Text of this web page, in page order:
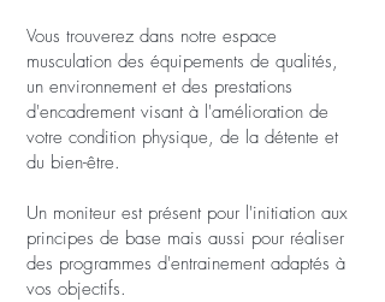
Vous trouverez dans notre espace
musculation des équipements de qualités,
un environnement et des prestations
d'encadrement visant à l'amélioration de
votre condition physique, de la détente et
du bien-être.
Un moniteur est présent pour l'initiation aux
principes de base mais aussi pour réaliser
des programmes d'entrainement adaptés à
vos objectifs.